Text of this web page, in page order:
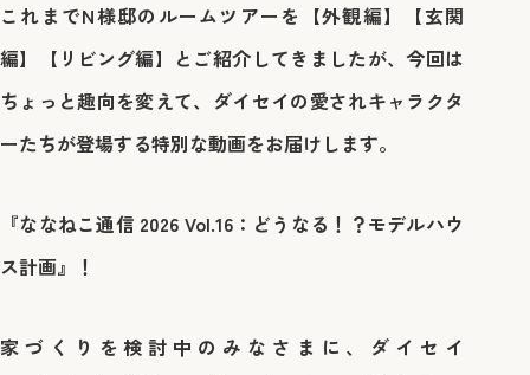
これまでN様邸のルームツアーを【外観編】【玄関
編】【リビング編】とご紹介してきましたが、今回は
ちょっと趣向を変えて、ダイセイの愛されキャラクタ
ーたちが登場する特別な動画をお届けします。
『ななねこ通信 2026 Vol.16：どうなる！？モデルハウ
ス計画』
！
家づくりを検討中のみなさまに、ダイセイ